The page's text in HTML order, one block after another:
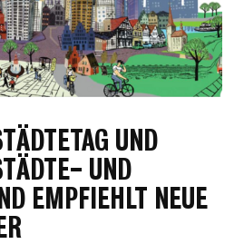
UND
UND
EMPFIEHLT NEUE